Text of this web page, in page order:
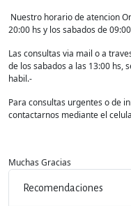
Nuestro horario de atencion
20:00 hs y los sabados de
Las consultas via mail o a
de los sabados a las 13:00 hs,
habil.-
Para consultas urgentes o de
contactarnos mediante el
Muchas Gracias
Recomendaciones